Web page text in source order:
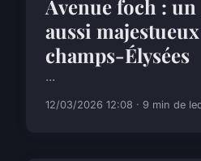
Avenue foch :
aussi
champs-Élysées
...
12/03/2026 12:08 · 9 min de